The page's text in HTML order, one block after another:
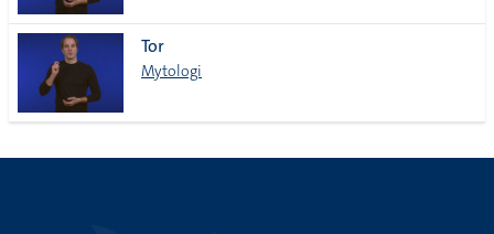
Tor
Mytologi